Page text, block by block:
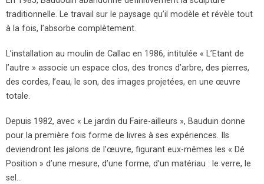
traditionnelle. Le travail sur le paysage qu’il modèle et révèle tout
à la fois, l’absorbe complètement.
L’installation au moulin de Callac en 1986, intitulée « L’Etant de
l’autre » associe un espace clos, des troncs d’arbre, des pierres,
des cordes, l’eau, le son, des images projetées, en une œuvre
totale.
Depuis 1982, avec « Le jardin du Faire-ailleurs », Bauduin donne
pour la première fois forme de livres à ses expériences. Ils
deviendront les jalons de l’œuvre, figurant eux-mêmes les « Dé
Position » d’une mesure, d’une forme, d’un matériau : le verre, le
sel…